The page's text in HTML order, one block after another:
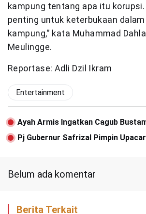
kampung tentang apa itu korupsi.
penting untuk keterbukaan
kampung,” kata Muhammad
Meulingge.
Reportase: Adli Dzil Ikram
Entertainment
Ayah Armis Ingatkan Cagub
TPS
Pj Gubernur Safrizal Pimpin
Belum ada komentar
Berita Terkait